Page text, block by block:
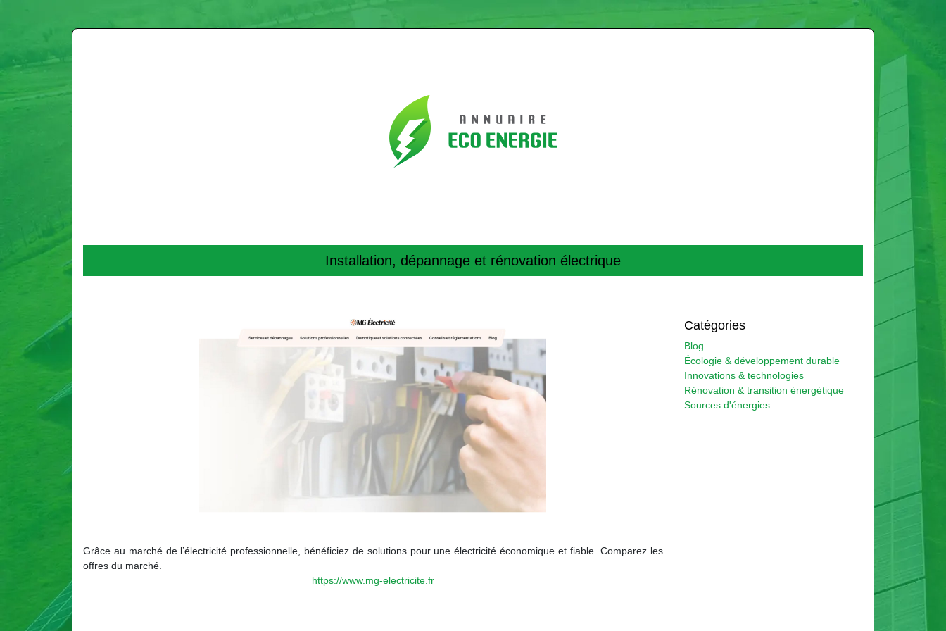
Installation, dépannage et rénovation électrique
Grâce au marché de l’électricité professionnelle, bénéficiez de solutions pour une électricité économique et fiable. Comparez les
offres du marché.
https://www.mg-electricite.fr
Catégories
Blog
Écologie & développement durable
Innovations & technologies
Rénovation & transition énergétique
Sources d'énergies